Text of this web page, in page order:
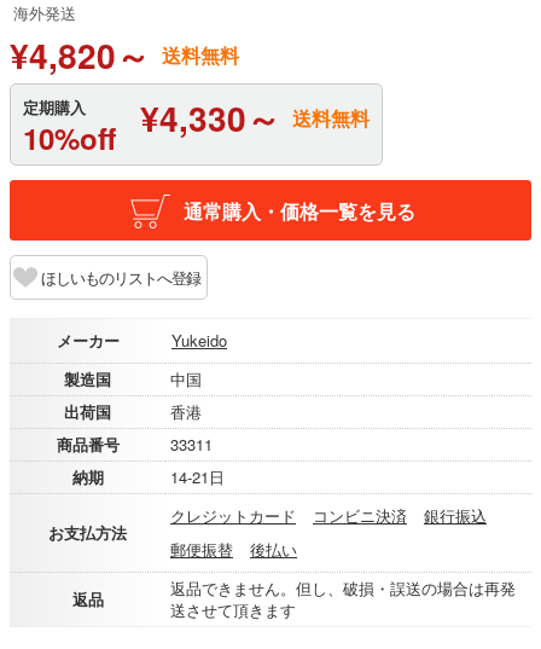
海外発送
¥4,820～ 送料無料
定期購入
10%off ¥4,330～ 送料無料
通常購入・価格一覧を見る
ほしいものリストへ登録
メーカー
Yukeido
製造国
中国
出荷国
香港
商品番号
33311
納期
14-21日
お支払方法
クレジットカード コンビニ決済
銀行振込
郵便振替
後払い
返品
返品できません。但し、破損・誤送の場合は再発
送させて頂きます